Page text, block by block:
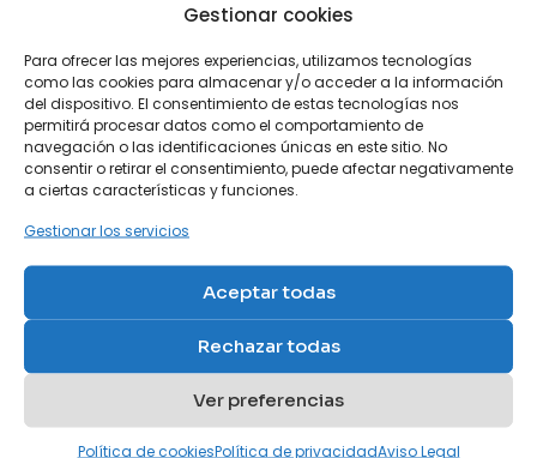
Gestionar cookies
Para ofrecer las mejores experiencias, utilizamos tecnologías
como las cookies para almacenar y/o acceder a la información
del dispositivo. El consentimiento de estas tecnologías nos
permitirá procesar datos como el comportamiento de
navegación o las identificaciones únicas en este sitio. No
consentir o retirar el consentimiento, puede afectar negativamente
a ciertas características y funciones.
Gestionar los servicios
Aceptar todas
Rechazar todas
Ver preferencias
Política de cookiesPolítica de privacidadAviso Legal
1 de 5
estrellas
2 de 5
estrellas
3 de 5
estrellas
4 de 5
estrellas
5 de 5
estrellas
Nombre*
Correo
Litera abatible
Ref: OFERTA-5
6.930,00€ El
precio
original
4.800,00€El
precio
Sofá cama con
chaiselongue
Ref: OFERTA-4
El
3.990,00
Conjunto de cama